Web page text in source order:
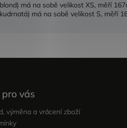
má na sobě velikost XS, měří
má na sobě velikost S, měří
vás
výměna a vrácení zboží